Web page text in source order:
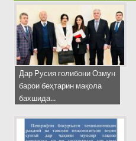
Дар Русия ғолибони Озмун
барои беҳтарин мақола
бахшида...